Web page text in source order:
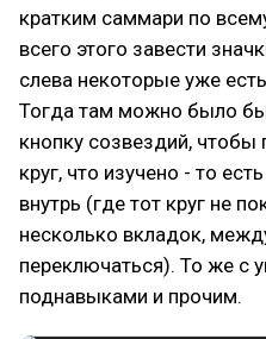
кратким саммари по
всего этого завести
слева некоторые уже
Тогда там можно было
кнопку созвездий, чтобы
круг, что изучено - то
внутрь (где тот круг не
несколько вкладок,
переключаться). То же с
поднавыками и прочим.